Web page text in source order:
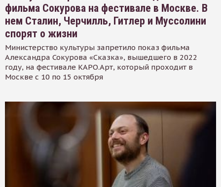
фильма Сокурова на фестивале в Москве. В
нем Сталин, Черчилль, Гитлер и Муссолини
спорят о жизни
Министерство культуры запретило показ фильма
Александра Сокурова «Сказка», вышедшего в 2022
году, на фестивале КАРО.Арт, который проходит в
Москве с 10 по 15 октября